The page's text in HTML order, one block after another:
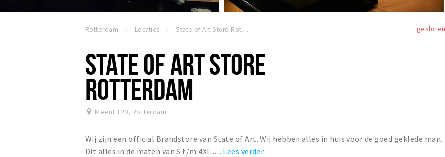
Rotterdam Locaties State of Art Store Rotterdam gesloten
STATE OF ART STORE
ROTTERDAM
Meent 120, Rotterdam
Wij zijn een official Brandstore van State of Art. Wij hebben alles in huis voor de goed geklede man.
Dit alles in de maten van S t/m 4XL...... Lees verder